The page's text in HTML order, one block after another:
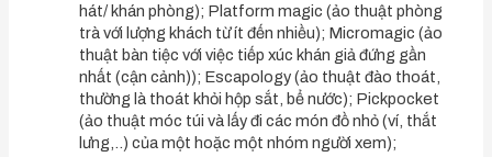
hát/ khán phòng); Platform magic (ảo thuật phòng
trà với lượng khách từ ít đến nhiều); Micromagic (ảo
thuật bàn tiệc với việc tiếp xúc khán giả đứng gần
nhất (cận cảnh)); Escapology (ảo thuật đào thoát,
thường là thoát khỏi hộp sắt, bể nước); Pickpocket
(ảo thuật móc túi và lấy đi các món đồ nhỏ (ví, thắt
lưng,..) của một hoặc một nhóm người xem);